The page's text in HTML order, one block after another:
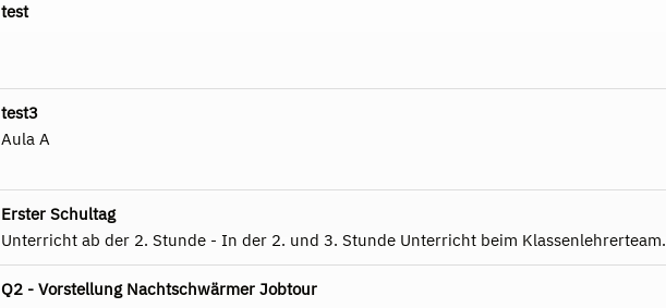
test
test3
Aula A
Erster Schultag
Unterricht ab der 2. Stunde - In der 2. und 3. Stunde Unterricht beim Klassenlehrerteam.
Q2 - Vorstellung Nachtschwärmer Jobtour